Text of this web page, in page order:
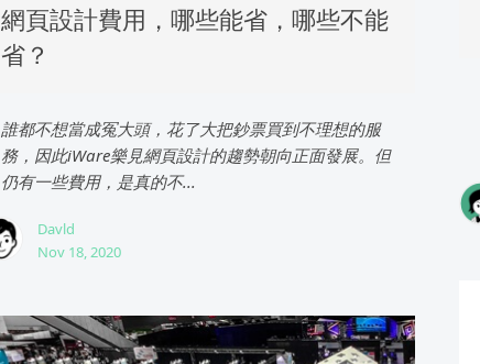
網頁設計費用，哪些能省，哪些不能
省？
誰都不想當成冤大頭，花了大把鈔票買到不理想的服
務，因此iWare樂見網頁設計的趨勢朝向正面發展。但
仍有一些費用，是真的不...
Davld
Nov 18, 2020